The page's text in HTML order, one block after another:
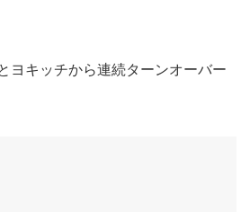
ヨキッチから連続ターンオーバー